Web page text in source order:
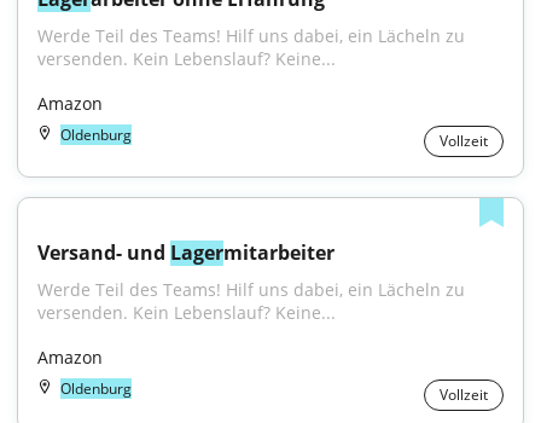
Werde Teil des Teams! Hilf uns dabei, ein Lächeln zu
versenden. Kein Lebenslauf? Keine...
Amazon
Oldenburg Vollzeit
Versand- und Lagermitarbeiter
Werde Teil des Teams! Hilf uns dabei, ein Lächeln zu
versenden. Kein Lebenslauf? Keine...
Amazon
Oldenburg Vollzeit